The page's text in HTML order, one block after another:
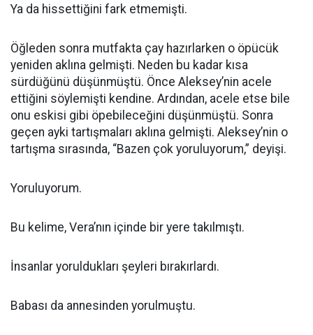
Ya da hissettiğini fark etmemişti.
Öğleden sonra mutfakta çay hazırlarken o öpücük
yeniden aklına gelmişti. Neden bu kadar kısa
sürdüğünü düşünmüştü. Önce Aleksey’nin acele
ettiğini söylemişti kendine. Ardından, acele etse bile
onu eskisi gibi öpebileceğini düşünmüştü. Sonra
geçen ayki tartışmaları aklına gelmişti. Aleksey’nin o
tartışma sırasında, “Bazen çok yoruluyorum,” deyişi.
Yoruluyorum.
Bu kelime, Vera’nın içinde bir yere takılmıştı.
İnsanlar yoruldukları şeyleri bırakırlardı.
Babası da annesinden yorulmuştu.